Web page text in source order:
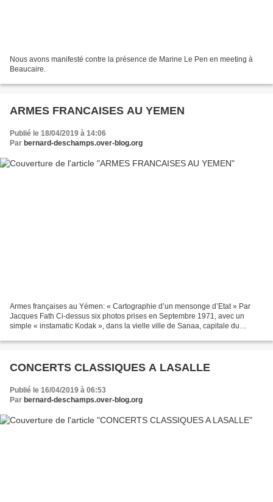
Nous avons manifesté contre la présence de Marine Le Pen en meeting à
Beaucaire.
ARMES FRANCAISES AU YEMEN
Publié le 18/04/2019 à 14:06
Par bernard-deschamps.over-blog.org
Armes françaises au Yémen: « Cartographie d’un mensonge d’Etat » Par
Jacques Fath Ci-dessus six photos prises en Septembre 1971, avec un
simple « instamatic Kodak », dans la vielle ville de Sanaa, capitale du
CONCERTS CLASSIQUES A LASALLE
Publié le 16/04/2019 à 06:53
Par bernard-deschamps.over-blog.org